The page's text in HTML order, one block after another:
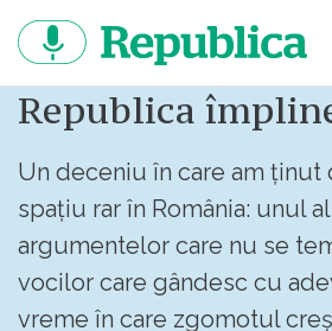
continut
Republica
Un deceniu în care am ținut
spațiu rar în România: unul
argumentelor care nu se
vocilor care gândesc cu
vreme în care zgomotul